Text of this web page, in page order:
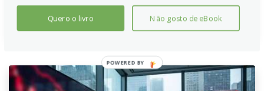
Continue lendo
Quero o livro Não gosto de eBook
POWERED
BY